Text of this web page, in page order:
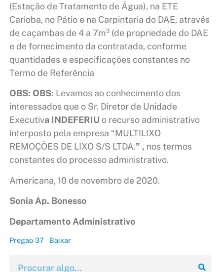
(Estação de Tratamento de Água), na ETE
Carioba, no Pátio e na Carpintaria do DAE, através
de caçambas de 4 a 7m³ (de propriedade do DAE
e de fornecimento da contratada, conforme
quantidades e especificações constantes no
Termo de Referência
OBS: OBS: Levamos ao conhecimento dos
interessados que o Sr. Diretor de Unidade
Executiva INDEFERIU o recurso administrativo
interposto pela empresa “MULTILIXO
REMOÇÕES DE LIXO S/S LTDA.” , nos termos
constantes do processo administrativo.
Americana, 10 de novembro de 2020.
Sonia Ap. Bonesso
Departamento Administrativo
Pregao 37 Baixar